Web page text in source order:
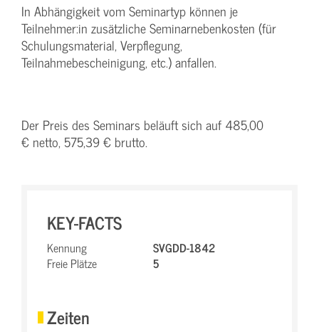
In Abhängigkeit vom Seminartyp können je
Teilnehmer:in zusätzliche Seminarnebenkosten (für
Schulungsmaterial, Verpflegung,
Teilnahmebescheinigung, etc.) anfallen.
Der Preis des Seminars beläuft sich auf 485,00
€ netto, 575,39 € brutto.
KEY-FACTS
Kennung
SVGDD-1842
Freie Plätze
5
Zeiten